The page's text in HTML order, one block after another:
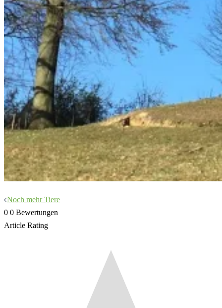
Beitragsnavigation
Noch mehr Tiere
0 0 Bewertungen
Article Rating